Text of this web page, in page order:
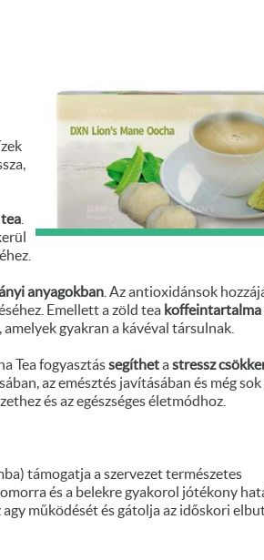
.
anyagokban. Az antioxidánsok
Emellett a zöld tea koffeintartalma
gyakran a kávéval társulnak.
Tea fogyasztássegíthetastressz
az emésztés javításában és még
és az egészséges életmódhoz.
támogatja a szervezet természetes
és a belekre gyakorol jótékony
működését és gátolja az időskori